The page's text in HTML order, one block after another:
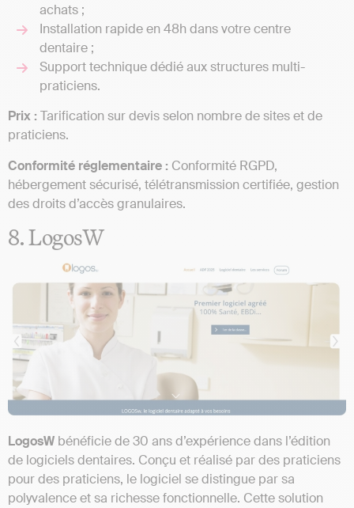
achats ;
Installation rapide en 48h dans votre centre
dentaire ;
Support technique dédié aux structures multi-
praticiens.
Prix : Tarification sur devis selon nombre de sites et de
praticiens.
Conformité réglementaire : Conformité RGPD,
hébergement sécurisé, télétransmission certifiée, gestion
des droits d’accès granulaires.
8. LogosW
LogosW bénéficie de 30 ans d’expérience dans l’édition
de logiciels dentaires. Conçu et réalisé par des praticiens
pour des praticiens, le logiciel se distingue par sa
polyvalence et sa richesse fonctionnelle. Cette solution